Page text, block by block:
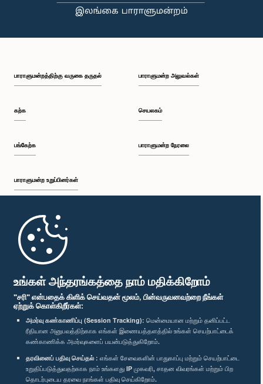
உங்கள் அந்தரங்கத்தை நாம் மதிக்கிறோம்
"சரி" என்பதைக் கிளிக் செய்வதன் மூலம், பின்வருவனவற்றை நீங்கள்
ஏற்றுக் கொள்கிறீர்கள்:
அமர்வு கண்காணிப்பு (Session Tracking): மென்மையான மற்றும் தனிப்பட்ட
ரீதியான அனுபவத்திற்காக எங்கள் இணையத்தளத்தில் உங்கள் செயற்பாட்டைக்
கண்காணிக்க அமர்வுகளைப் பயன்படுத்துகிறோம்.
தரவினைப் பதிவு செய்தல் : எங்கள் சேவைகளின் பாதுகாப்பு மற்றும் செயற்பாட்டை
உறுதிப்படுத்துவதற்காக நாம் உங்களது IP முகவரி, சாதன விவரங்கள் மற்றும் பிற
தொடர்புடைய தரவை நாங்கள் பதிவு செய்கிறோம்.
பாராளுமன்றத்திற்கு வருகை தருதல்
கற்க
பங்கேற்க
பாராளுமன்ற உறுப்பினர்கள்
முதற்பக்கம்
பாராளுமன்ற அலுவல்கள்
செயலகம்
பாராளுமன்ற நேரலை
பாராளுமன்ற கையடக்க செயலி
எம்மை பின்தொடர்க :
விருதுகள்